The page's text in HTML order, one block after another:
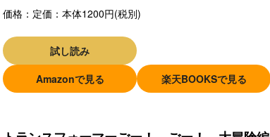
価格： 定価：本体1200円(税別)
試し読み
Amazonで見る
楽天BOOKSで見る